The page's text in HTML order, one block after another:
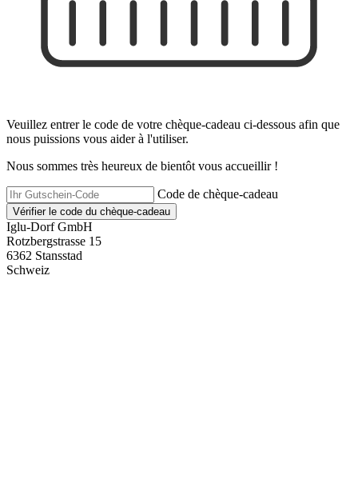
Veuillez entrer le code de votre chèque-cadeau ci-dessous afin que
nous puissions vous aider à l'utiliser.
Nous sommes très heureux de bientôt vous accueillir !
Code de chèque-cadeau
Vérifier le code du chèque-cadeau
Iglu-Dorf GmbH
Rotzbergstrasse 15
6362 Stansstad
Schweiz